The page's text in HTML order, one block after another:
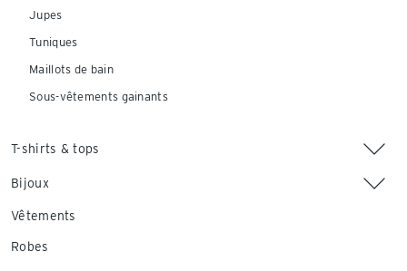
Jupes
Tuniques
Maillots de bain
Sous-vêtements gainants
T-shirts & tops
Bijoux
Vêtements
Robes